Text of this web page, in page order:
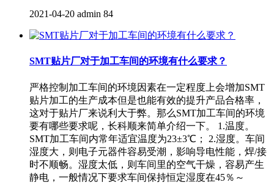
2021-04-20 admin 84
SMT贴片厂对于加工车间的环境有什么要求？
严格控制加工车间的环境因素在一定程度上会增加SMT
贴片加工的生产成本但是也能有效的提升产品合格率，
这对于贴片厂来说利大于弊。那么SMT加工车间的环境
要有哪些要求呢，长科顺来简单介绍一下。 1.温度。
SMT加工车间内常年适宜温度为23±3℃； 2.湿度。车间
湿度大，则电子元器件容易受潮，影响导电性能，焊/接
时不顺畅。湿度太低，则车间里的空气干燥，容易产生
静电，一般情况下要求车间保持恒定湿度在45％～